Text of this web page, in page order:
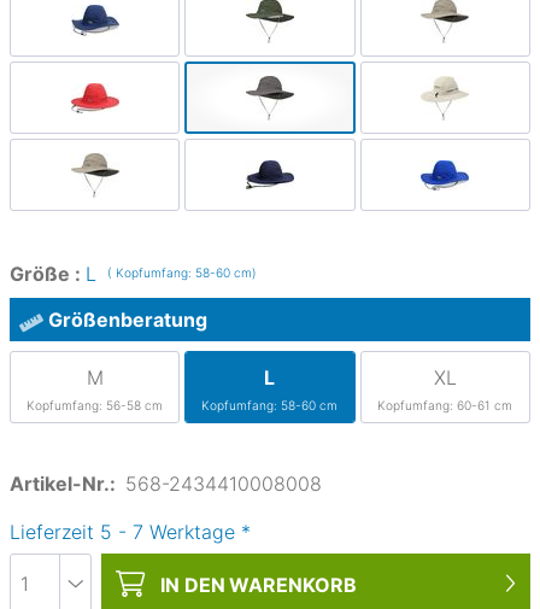
Größe : L ( Kopfumfang: 58-60 cm)
Größenberatung
M
Kopfumfang: 56-58 cm
L
Kopfumfang: 58-60 cm
XL
Kopfumfang: 60-61 cm
Artikel-Nr.: 568-2434410008008
Lieferzeit 5 - 7 Werktage *
IN DEN WARENKORB